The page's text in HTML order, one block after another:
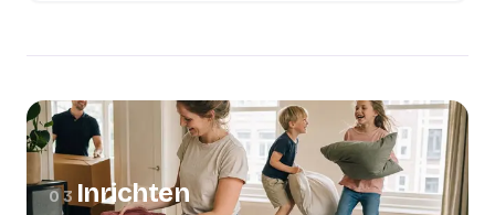
03 Inrichten